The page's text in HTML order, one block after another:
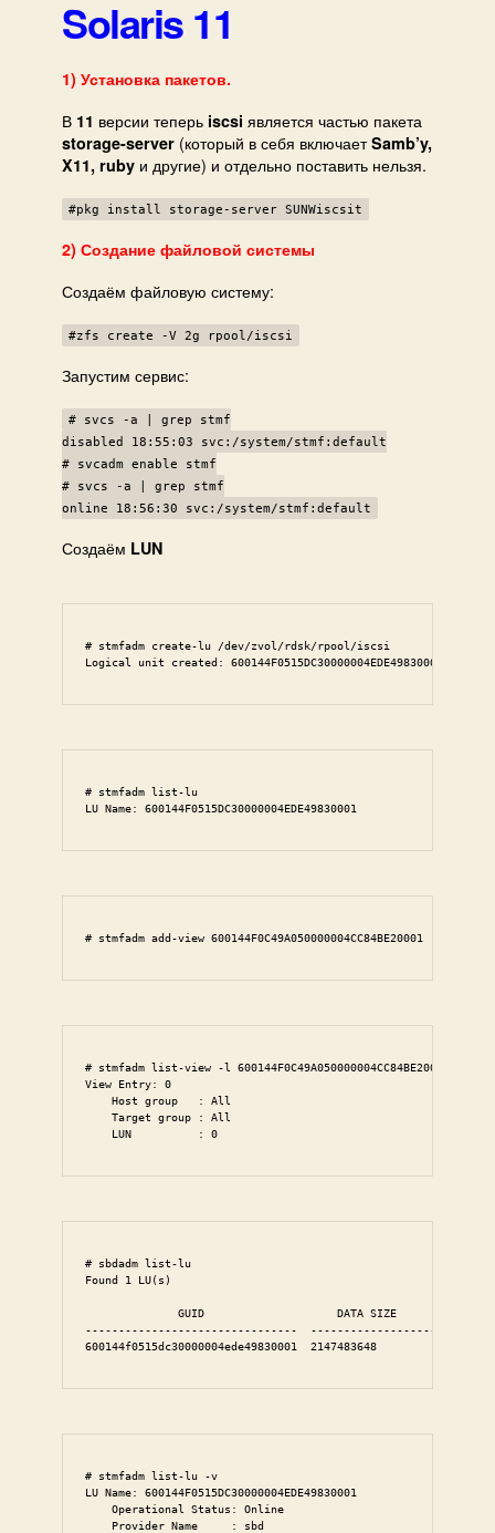
Solaris 11
1) Установка пакетов.
В 11 версии теперь iscsi является частью пакета
storage-server (который в себя включаетSamb’y,
X11, ruby и другие) и отдельно поставить нельзя.
#pkg install storage-server SUNWiscsit
2) Создание файловой системы
Создаём файловую систему:
#zfs create -V 2g rpool/iscsi
Запустим сервис:
# svcs -a | grep stmf
disabled 18:55:03 svc:/system/stmf:default
# svcadm enable stmf
# svcs -a | grep stmf
online 18:56:30 svc:/system/stmf:default
Создаём LUN
# stmfadm create-lu /dev/zvol/rdsk/rpool/iscsi
Logical unit created: 600144F0515DC30000004EDE49830001
# stmfadm list-lu
LU Name: 600144F0515DC30000004EDE49830001
# stmfadm add-view 600144F0C49A050000004CC84BE20001
# stmfadm list-view -l 600144F0C49A050000004CC84BE20001
View Entry: 0
    Host group   : All
    Target group : All
    LUN          : 0
# sbdadm list-lu
Found 1 LU(s)
GUID                    DATA SIZE
--------------------------------  -------------------
600144f0515dc30000004ede49830001  2147483648           /
# stmfadm list-lu -v
LU Name: 600144F0515DC30000004EDE49830001
    Operational Status: Online
    Provider Name     : sbd